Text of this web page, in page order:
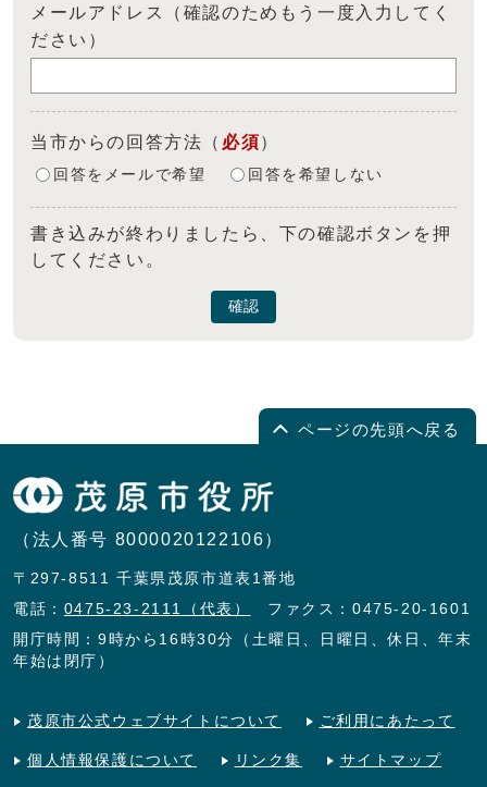
メールアドレス（確認のためもう一度入力してく
ださい）
当市からの回答方法 （ 必須）
回答をメールで希望 回答を希望しない
書き込みが終わりましたら、下の確認ボタンを押
してください。
確認
ページの先頭へ戻る
（法人番号 8000020122106）
〒297-8511 千葉県茂原市道表1番地
電話： 0475-23-2111（代表）
ファクス：0475-20-1601
開庁時間：9時から16時30分（土曜日、日曜日、休日、年末
年始は閉庁）
茂原市公式ウェブサイトについて ご利用にあたって
個人情報保護について リンク集 サイトマップ